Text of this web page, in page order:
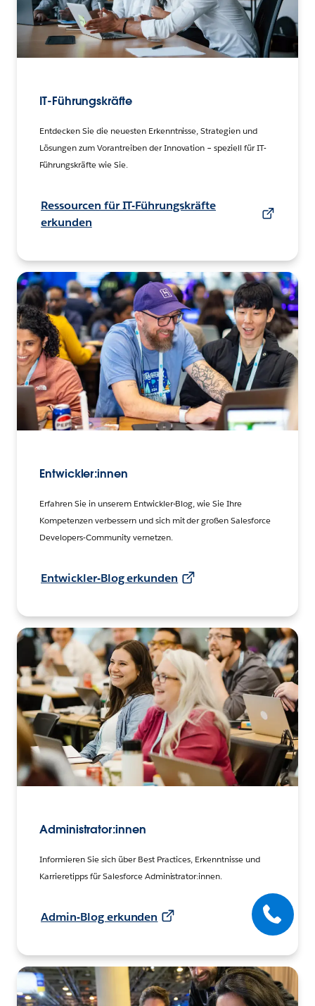
IT-Führungskräfte
Entdecken Sie die neuesten Erkenntnisse, Strategien und
Lösungen zum Vorantreiben der Innovation – speziell für IT-
Führungskräfte wie Sie.
Ressourcen für IT-Führungskräfte
erkunden
Entwickler:innen
Erfahren Sie in unserem Entwickler-Blog, wie Sie Ihre
Kompetenzen verbessern und sich mit der großen Salesforce
Developers-Community vernetzen.
Entwickler-Blog erkunden
Administrator:innen
Informieren Sie sich über Best Practices, Erkenntnisse und
Karrieretipps für Salesforce Administrator:innen.
Admin-Blog erkunden